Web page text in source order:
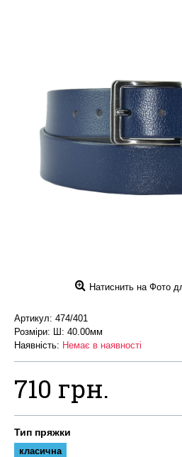
Натиснить на Фото
Артикул: 474/401
Розміри: Ш: 40.00мм
Наявність: Немає в наявності
710 грн.
Тип пряжки
класична